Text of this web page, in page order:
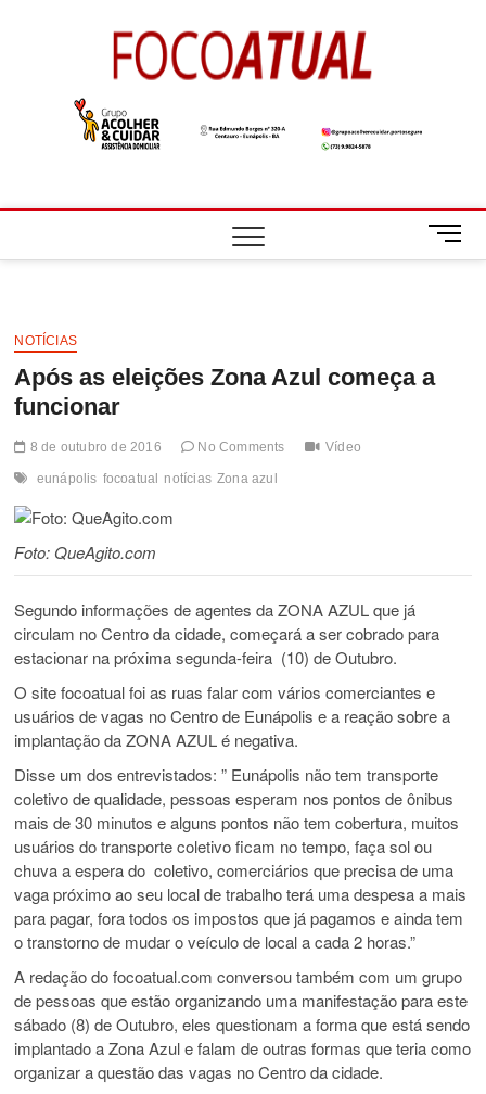
M
e
NOTÍCIAS
Após as eleições Zona Azul começa a
funcionar
8 de outubro de 2016 No Comments Vídeo
eunápolis focoatual notícias Zona azul
Foto: QueAgito.com
Segundo informações de agentes da ZONA AZUL que já
circulam no Centro da cidade, começará a ser cobrado para
estacionar na próxima segunda-feira (10) de Outubro.
O site focoatual foi as ruas falar com vários comerciantes e
usuários de vagas no Centro de Eunápolis e a reação sobre a
implantação da ZONA AZUL é negativa.
Disse um dos entrevistados: ” Eunápolis não tem transporte
coletivo de qualidade, pessoas esperam nos pontos de ônibus
mais de 30 minutos e alguns pontos não tem cobertura, muitos
usuários do transporte coletivo ficam no tempo, faça sol ou
chuva a espera do coletivo, comerciários que precisa de uma
vaga próximo ao seu local de trabalho terá uma despesa a mais
para pagar, fora todos os impostos que já pagamos e ainda tem
o transtorno de mudar o veículo de local a cada 2 horas.”
A redação do focoatual.com conversou também com um grupo
de pessoas que estão organizando uma manifestação para este
sábado (8) de Outubro, eles questionam a forma que está sendo
implantado a Zona Azul e falam de outras formas que teria como
organizar a questão das vagas no Centro da cidade.